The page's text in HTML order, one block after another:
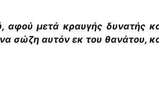
αφού μετά κραυγής δυνατής
σώζη αυτόν εκ του θανάτου,